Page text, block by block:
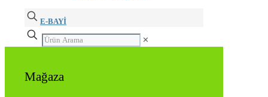
E-BAYİ
✕
Mağaza